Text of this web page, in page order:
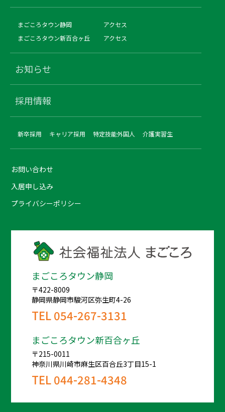
まごころタウン静岡
アクセス
まごころタウン新百合ヶ丘
アクセス
お知らせ
採用情報
新卒採用 キャリア採用 特定技能外国人 介護実習生
お問い合わせ
入居申し込み
プライバシーポリシー
まごころタウン静岡
〒422-8009
静岡県静岡市駿河区弥生町4-26
TEL054-267-3131
まごころタウン新百合ヶ丘
〒215-0011
神奈川県川崎市麻生区百合丘3丁目15-1
TEL044-281-4348